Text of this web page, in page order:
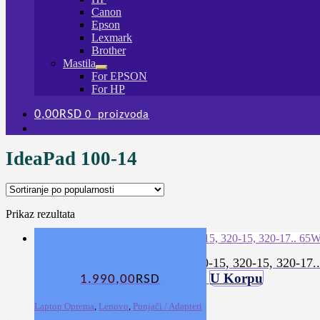
Canon
Epson
Lexmark
Brother
Mastila
Proširi
podređeni
izbornik
For EPSON
For HP
0,00RSD 0 proizvoda
IdeaPad 100-14
Prikaz rezultata
Punjač za LENOVO IdeaPad 100-15, 320-15, 320-
1.990,00RSD U Korpu
Laptop Oprema, Lenovo, Punjači / Adapteri